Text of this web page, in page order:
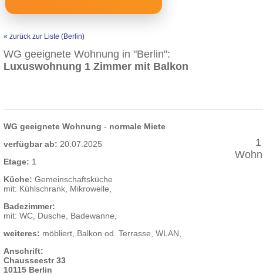
« zurück zur Liste (Berlin)
WG geeignete Wohnung in "Berlin":
Luxuswohnung 1 Zimmer mit Balkon
WG geeignete Wohnung - normale Miete
verfügbar ab: 20.07.2025
Etage: 1
Küche: Gemeinschaftsküche
mit: Kühlschrank, Mikrowelle,
Badezimmer:
mit: WC, Dusche, Badewanne,
weiteres: möbliert, Balkon od. Terrasse, WLAN,
Anschrift:
Chausseestr 33
10115 Berlin